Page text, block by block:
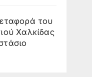
του
Χαλκίδας